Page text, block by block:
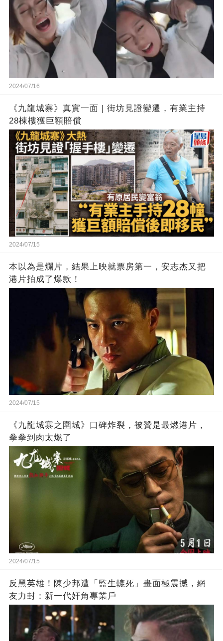
2024/07/16
《九龍城寨》真實一面 | 街坊見證變遷，有業主持
28棟樓獲巨額賠償
2024/07/15
本以為是爛片，結果上映就票房第一，安志杰又把
港片拍成了爆款！
2024/07/15
《九龍城寨之圍城》口碑炸裂，被贊是最燃港片，
拳拳到肉太燃了
2024/07/15
反黑英雄！陳少邦遭「監生轆死」畫面極震撼，網
友力封：新一代奸角專業戶